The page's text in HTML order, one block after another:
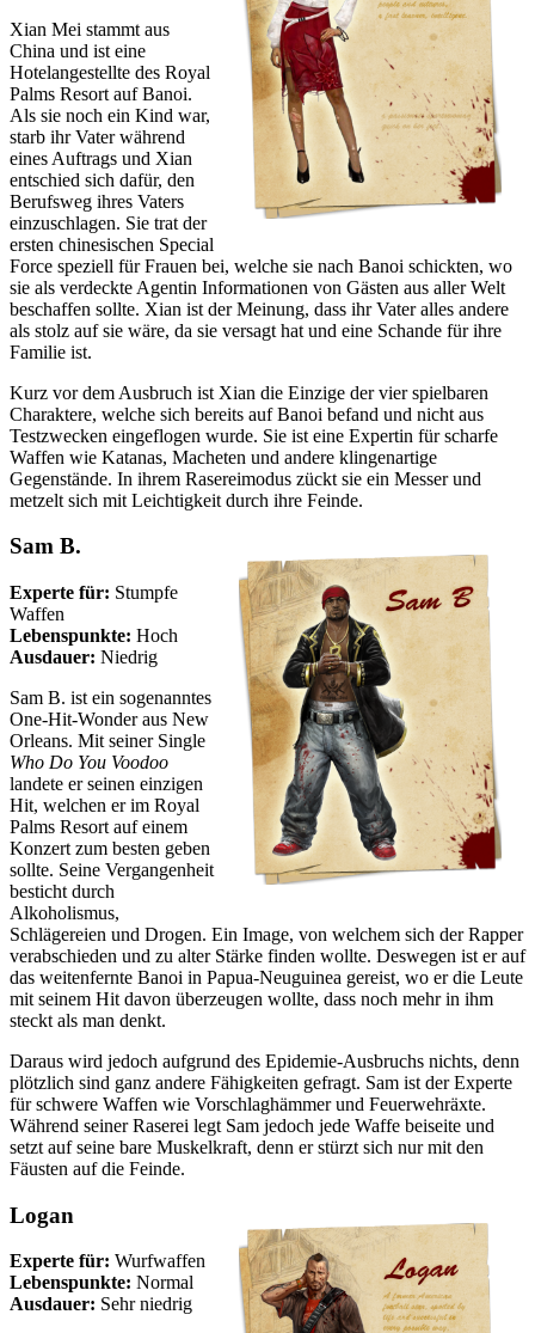
Xian Mei stammt aus
China und ist eine
Hotelangestellte des Royal
Palms Resort auf Banoi.
Als sie noch ein Kind war,
starb ihr Vater während
eines Auftrags und Xian
entschied sich dafür, den
Berufsweg ihres Vaters
einzuschlagen. Sie trat der
ersten chinesischen Special
Force speziell für Frauen bei, welche sie nach Banoi schickten, wo
sie als verdeckte Agentin Informationen von Gästen aus aller Welt
beschaffen sollte. Xian ist der Meinung, dass ihr Vater alles andere
als stolz auf sie wäre, da sie versagt hat und eine Schande für ihre
Familie ist.
Kurz vor dem Ausbruch ist Xian die Einzige der vier spielbaren
Charaktere, welche sich bereits auf Banoi befand und nicht aus
Testzwecken eingeflogen wurde. Sie ist eine Expertin für scharfe
Waffen wie Katanas, Macheten und andere klingenartige
Gegenstände. In ihrem Rasereimodus zückt sie ein Messer und
metzelt sich mit Leichtigkeit durch ihre Feinde.
Sam B.
Experte für: Stumpfe
Waffen
Lebenspunkte: Hoch
Ausdauer: Niedrig
Sam B. ist ein sogenanntes
One-Hit-Wonder aus New
Orleans. Mit seiner Single
Who Do You Voodoo
landete er seinen einzigen
Hit, welchen er im Royal
Palms Resort auf einem
Konzert zum besten geben
sollte. Seine Vergangenheit
besticht durch
Alkoholismus,
Schlägereien und Drogen. Ein Image, von welchem sich der Rapper
verabschieden und zu alter Stärke finden wollte. Deswegen ist er auf
das weitenfernte Banoi in Papua-Neuguinea gereist, wo er die Leute
mit seinem Hit davon überzeugen wollte, dass noch mehr in ihm
steckt als man denkt.
Daraus wird jedoch aufgrund des Epidemie-Ausbruchs nichts, denn
plötzlich sind ganz andere Fähigkeiten gefragt. Sam ist der Experte
für schwere Waffen wie Vorschlaghämmer und Feuerwehräxte.
Während seiner Raserei legt Sam jedoch jede Waffe beiseite und
setzt auf seine bare Muskelkraft, denn er stürzt sich nur mit den
Fäusten auf die Feinde.
Logan
Experte für: Wurfwaffen
Lebenspunkte: Normal
Ausdauer: Sehr niedrig